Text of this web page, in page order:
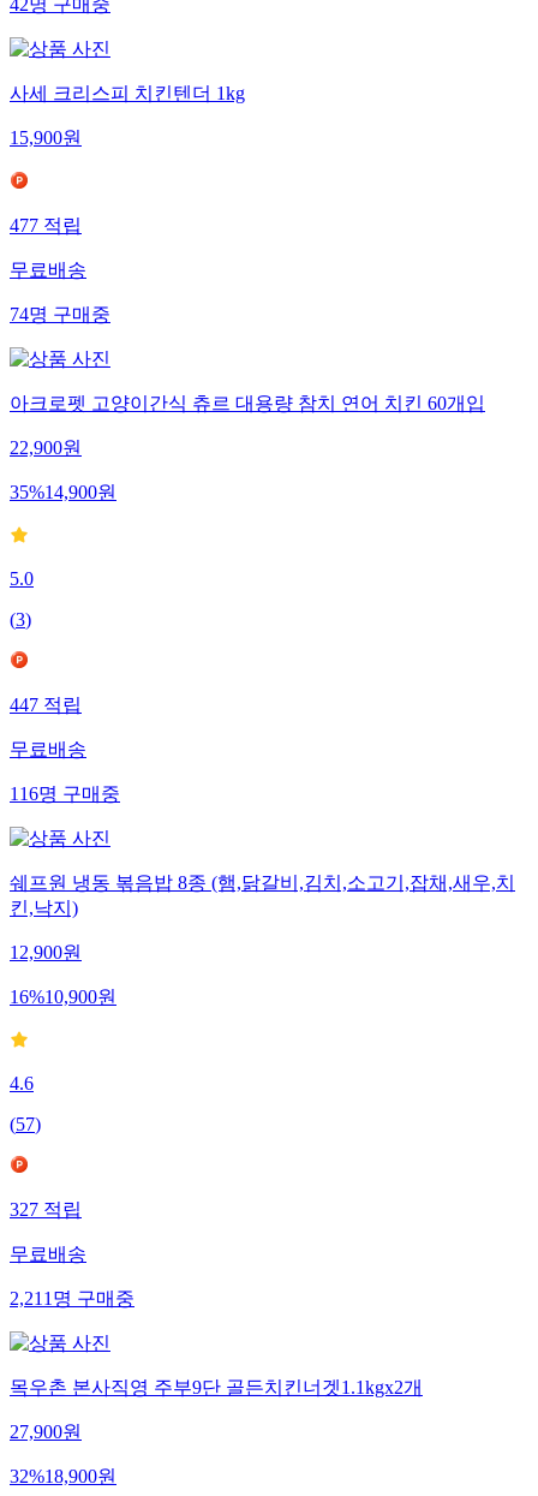
42명구매중
사세 크리스피 치킨텐더 1kg
15,900원
477적립
무료배송
74명구매중
아크로펫 고양이간식 츄르 대용량 참치 연어 치킨 60개입
22,900원
35%14,900원
5.0
(3)
447적립
무료배송
116명구매중
쉐프원 냉동 볶음밥 8종 (햄,닭갈비,김치,소고기,잡채,새우,치
킨,낙지)
12,900원
16%10,900원
4.6
(57)
327적립
무료배송
2,211명구매중
목우촌 본사직영 주부9단 골든치킨너겟1.1kgx2개
27,900원
32%18,900원